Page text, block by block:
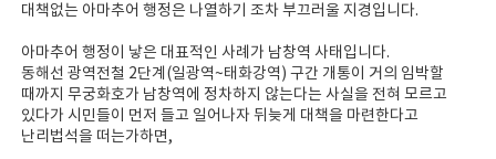
대책없는 아마추어 행정은 나열하기 조차 부끄러울 지경입니다.
아마추어 행정이 낳은 대표적인 사례가 남창역 사태입니다.
동해선 광역전철 2단계(일광역~태화강역) 구간 개통이 거의 임박할
때까지 무궁화호가 남창역에 정차하지 않는다는 사실을 전혀 모르고
있다가 시민들이 먼저 들고 일어나자 뒤늦게 대책을 마련한다고
난리법석을 떠는가하면,